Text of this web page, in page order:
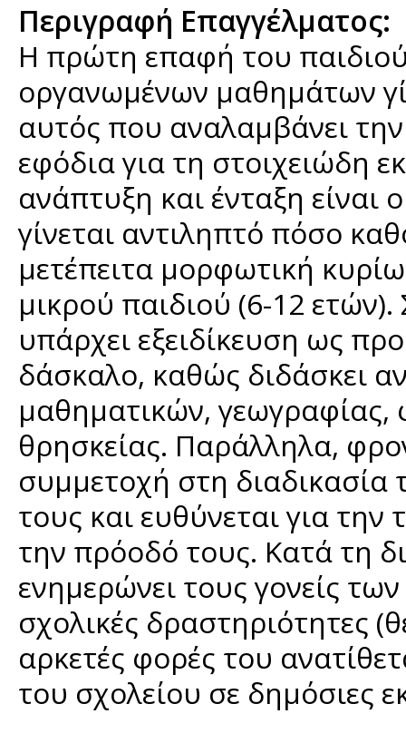
Περιγραφή Επαγγέλματος:
Η πρώτη επαφή του
οργανωμένων μαθημάτων
αυτός που αναλαμβάνει
εφόδια για τη στοιχειώδη
ανάπτυξη και ένταξη
γίνεται αντιληπτό πόσο
μετέπειτα μορφωτική
μικρού παιδιού (6-12
υπάρχει εξειδίκευση ως
δάσκαλο, καθώς διδάσκει
μαθηματικών, γεωγραφίας,
θρησκείας. Παράλληλα,
συμμετοχή στη διαδικασία
τους και ευθύνεται για την
την πρόοδό τους. Κατά τη
ενημερώνει τους γονείς
σχολικές δραστηριότητες
αρκετές φορές του
του σχολείου σε δημόσιες